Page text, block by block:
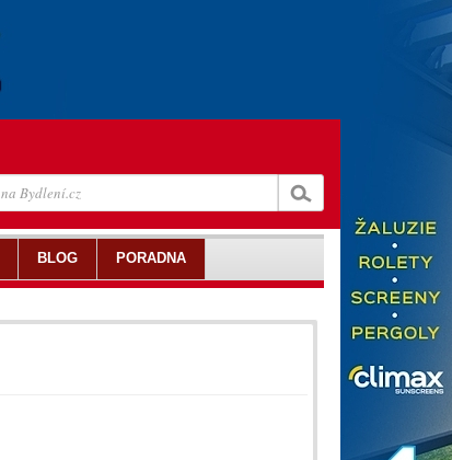
BLOG PORADNA